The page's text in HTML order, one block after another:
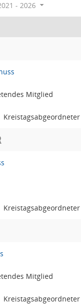
- 2026
Mitglied
Kreistagsabgeordneter
Kreistagsabgeordneter
Mitglied
Kreistagsabgeordneter